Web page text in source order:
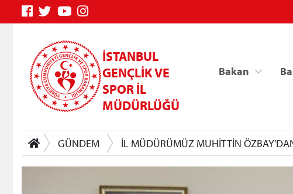
İSTANBUL
GENÇLİK VE
SPOR İL
MÜDÜRLÜĞÜ
Bakan
GÜNDEM İL MÜDÜRÜMÜZ MUHİTTİN